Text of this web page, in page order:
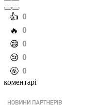
️👍 0
️🔥 0
️😄 0
️😢 0
️🤬 0
коментарі